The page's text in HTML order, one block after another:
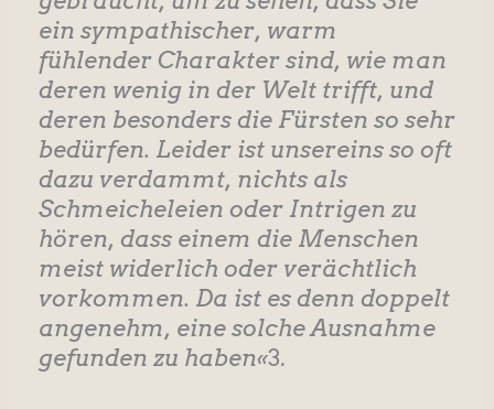
ein sympathischer, warm
fühlender Charakter sind, wie man
deren wenig in der Welt trifft, und
deren besonders die Fürsten so sehr
bedürfen. Leider ist unsereins so oft
dazu verdammt, nichts als
Schmeicheleien oder Intrigen zu
hören, dass einem die Menschen
meist widerlich oder verächtlich
vorkommen. Da ist es denn doppelt
angenehm, eine solche Ausnahme
gefunden zu haben«3.